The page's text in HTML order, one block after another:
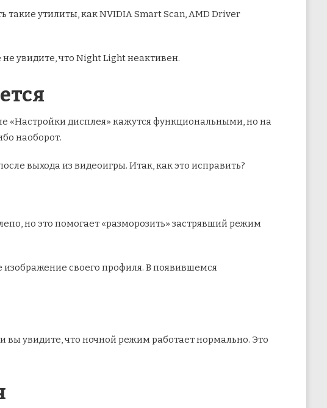
такие утилиты, как NVIDIA Smart Scan, AMD Driver
увидите, что Night Light неактивен.
«Настройки дисплея» кажутся функциональными, но на
наоборот.
выхода из видеоигры. Итак, как это исправить?
но это помогает «разморозить» застрявший режим
своего профиля. В появившемся
вы увидите, что ночной режим работает нормально. Это